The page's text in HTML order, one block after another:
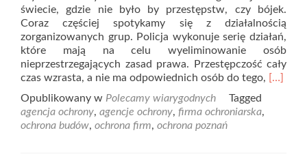
świecie, gdzie nie było by przestępstw, czy bójek.
Coraz częściej spotykamy się z działalnością
zorganizowanych grup. Policja wykonuje serię działań,
które mają na celu wyeliminowanie osób
nieprzestrzegających zasad prawa. Przestępczość cały
czas wzrasta, a nie ma odpowiednich osób do tego, Read
[…]
Opublikowany w Polecamy wiarygodnych
Tagged
agencja ochrony, agencje ochrony, firma ochroniarska,
ochrona budów, ochrona firm, ochrona poznań